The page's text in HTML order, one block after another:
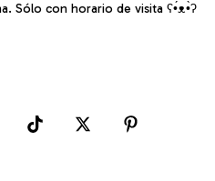
Sólo con horario de visita ʕ•́ᴥ•̀ʔ